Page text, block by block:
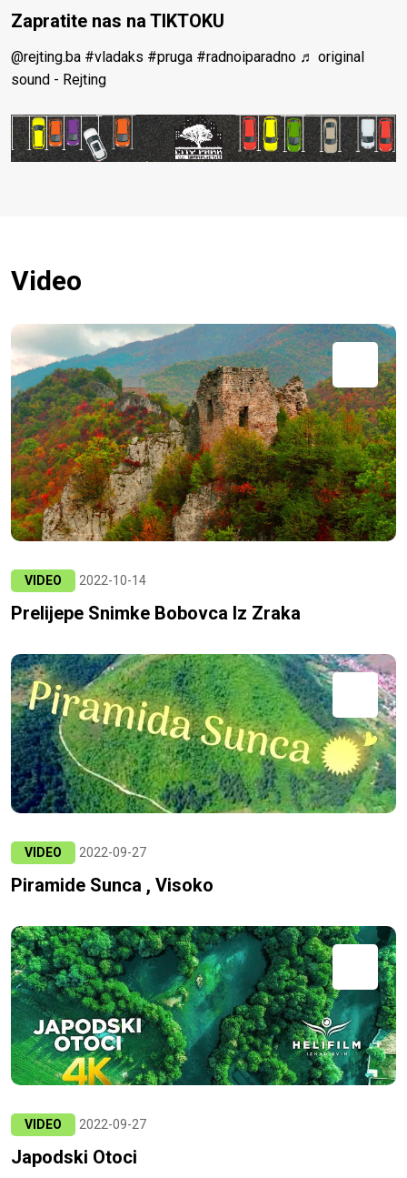
Zapratite nas na TIKTOKU
@rejting.ba #vladaks #pruga #radnoiparadno ♬ original
sound - Rejting
Video
VIDEO 2022-10-14
Prelijepe Snimke Bobovca Iz Zraka
VIDEO 2022-09-27
Piramide Sunca , Visoko
VIDEO 2022-09-27
Japodski Otoci